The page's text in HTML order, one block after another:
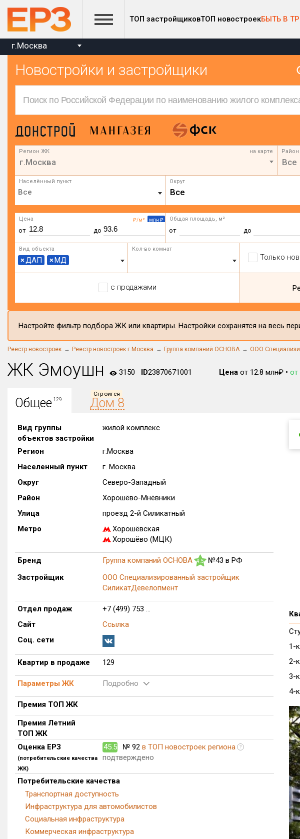
ТОП застройщиковТОП новостроекБЫТЬ В
г.Москва
Новостройки и застройщики
Регион ЖК на карте
г.Москва
Район
Все
Населённый пункт Округ
Все
₽/м² млн ₽
Цена
от до
Общая площадь, м²
от до
Вид объекта
×ДАП ×МД
Кол-во комнат
Только
с продажами
Настройте фильтр подбора ЖК или квартиры. Настройки сохранятся на весь
Реестр новостроек Реестр новостроек г.Москва Группа компаний ОСНОВА ООО
ЖК Эмоушн 3150 ID23870671001 Цена от 12.8 млн₽ • от
Общее129
Строится
Дом 8
Вид группы
объектов застройки
жилой комплекс
Регион
г.Москва
Населенный пункт
г. Москва
Округ
Северо-Западный
Район
Хорошёво-Мнёвники
Улица
проезд 2-й Силикатный
Метро
Хорошёвская
Хорошёво (МЦК)
Бренд Группа компаний ОСНОВА 4.5
№43 в РФ
Застройщик
ООО Специализированный застройщик
СиликатДевелопмент
Отдел продаж
+7 (499) 753 ...
Сайт
Ссылка
Соц. сети
Квартир в продаже 129
Параметры ЖК Подробно
Премия ТОП ЖК
Премия Летний
ТОП ЖК
Оценка ЕРЗ
(потребительские качества
ЖК)
45.5 № 92 в ТОП новостроек региона ?
подтверждено
Потребительские качества
Транспортная доступность
Инфраструктура для автомобилистов
Социальная инфраструктура
Коммерческая инфраструктура
1-
2-
3-
4-